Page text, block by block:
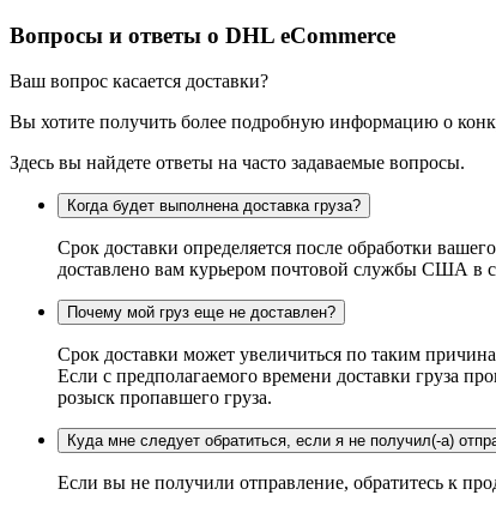
Вопросы и ответы о DHL eCommerce
Ваш вопрос касается доставки?
Вы хотите получить более подробную информацию о
Здесь вы найдете ответы на часто задаваемые вопросы.
Когда будет выполнена доставка груза?
Срок доставки определяется после обработки
доставлено вам курьером почтовой службы США в
Почему мой груз еще не доставлен?
Срок доставки может увеличиться по таким
Если с предполагаемого времени доставки груза
розыск пропавшего груза.
Куда мне следует обратиться, если я не получил(-а)
Если вы не получили отправление, обратитесь к